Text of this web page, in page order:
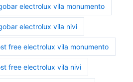
electrolux vila monumento
electrolux vila nivi
free electrolux vila monumento
free electrolux vila nivi